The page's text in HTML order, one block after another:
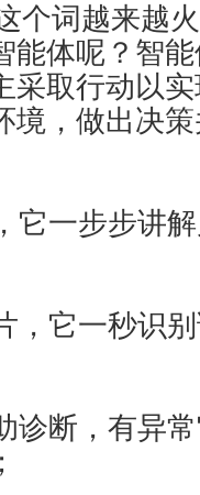
词越来越
能体呢？智
采取行动以
境，做出决
一步步讲
它一秒识
断，有异